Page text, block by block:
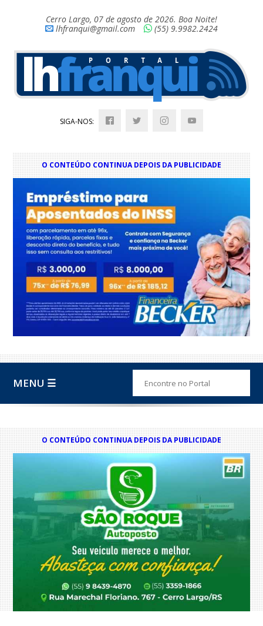
Cerro Largo, 07 de agosto de 2026. Boa Noite!
lhfranqui@gmail.com
(55) 9.9982.2424
SIGA-NOS:
O CONTEÚDO CONTINUA DEPOIS DA PUBLICIDADE
MENU ☰
O CONTEÚDO CONTINUA DEPOIS DA PUBLICIDADE